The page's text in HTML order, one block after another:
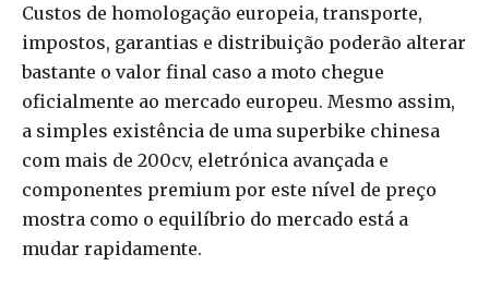
Custos de homologação europeia, transporte,
impostos, garantias e distribuição poderão alterar
bastante o valor final caso a moto chegue
oficialmente ao mercado europeu. Mesmo assim,
a simples existência de uma superbike chinesa
com mais de 200cv, eletrónica avançada e
componentes premium por este nível de preço
mostra como o equilíbrio do mercado está a
mudar rapidamente.